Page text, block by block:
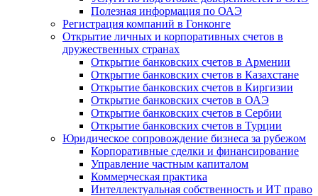
Полезная информация по ОАЭ
Регистрация компаний в Гонконге
Открытие личных и корпоративных счетов в
дружественных странах
Открытие банковских счетов в Армении
Открытие банковских счетов в Казахстане
Открытие банковских счетов в Киргизии
Открытие банковских счетов в ОАЭ
Открытие банковских счетов в Сербии
Открытие банковских счетов в Турции
Юридическое сопровождение бизнеса за рубежом
Корпоративные сделки и финансирование
Управление частным капиталом
Коммерческая практика
Интеллектуальная собственность и ИТ право